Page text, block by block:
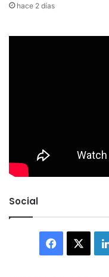
hace 2 días
Social
Facebook